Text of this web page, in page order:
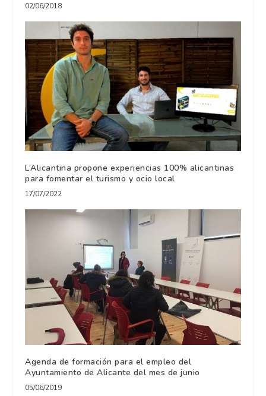
02/06/2018
L’Alicantina propone experiencias 100% alicantinas
para fomentar el turismo y ocio local
17/07/2022
Agenda de formación para el empleo del
Ayuntamiento de Alicante del mes de junio
05/06/2019